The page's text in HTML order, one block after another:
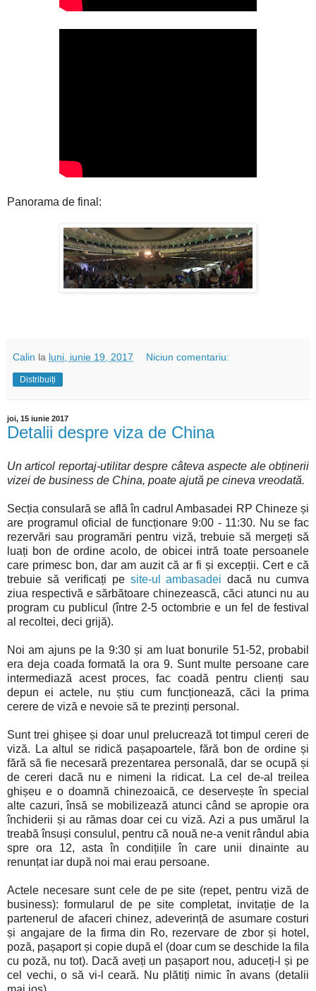
Panorama de final:
Calin la luni, iunie 19, 2017 Niciun comentariu:
Distribuiți
joi, 15 iunie 2017
Detalii despre viza de China
Un articol reportaj-utilitar despre câteva aspecte ale obținerii
vizei de business de China, poate ajută pe cineva vreodată.
Secția consulară se află în cadrul Ambasadei RP Chineze și
are programul oficial de funcționare 9:00 - 11:30. Nu se fac
rezervări sau programări pentru viză, trebuie să mergeți să
luați bon de ordine acolo, de obicei intră toate persoanele
care primesc bon, dar am auzit că ar fi și excepții. Cert e că
trebuie să verificați pe site-ul ambasadei dacă nu cumva
ziua respectivă e sărbătoare chinezească, căci atunci nu au
program cu publicul (între 2-5 octombrie e un fel de festival
al recoltei, deci grijă).
Noi am ajuns pe la 9:30 și am luat bonurile 51-52, probabil
era deja coada formată la ora 9. Sunt multe persoane care
intermediază acest proces, fac coadă pentru clienți sau
depun ei actele, nu știu cum funcționează, căci la prima
cerere de viză e nevoie să te prezinți personal.
Sunt trei ghișee și doar unul prelucrează tot timpul cereri de
viză. La altul se ridică pașapoartele, fără bon de ordine și
fără să fie necesară prezentarea personală, dar se ocupă și
de cereri dacă nu e nimeni la ridicat. La cel de-al treilea
ghișeu e o doamnă chinezoaică, ce deservește în special
alte cazuri, însă se mobilizează atunci când se apropie ora
închiderii și au rămas doar cei cu viză. Azi a pus umărul la
treabă însuși consulul, pentru că nouă ne-a venit rândul abia
spre ora 12, asta în condițiile în care unii dinainte au
renunțat iar după noi mai erau persoane.
Actele necesare sunt cele de pe site (repet, pentru viză de
business): formularul de pe site completat, invitație de la
partenerul de afaceri chinez, adeverință de asumare costuri
și angajare de la firma din Ro, rezervare de zbor și hotel,
poză, pașaport și copie după el (doar cum se deschide la fila
cu poză, nu tot). Dacă aveți un pașaport nou, aduceți-l și pe
cel vechi, o să vi-l ceară. Nu plătiți nimic în avans (detalii